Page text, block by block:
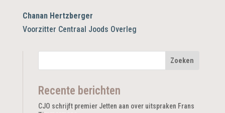
Chanan Hertzberger
Voorzitter Centraal Joods Overleg
Recente berichten
CJO schrijft premier Jetten aan over uitspraken Frans